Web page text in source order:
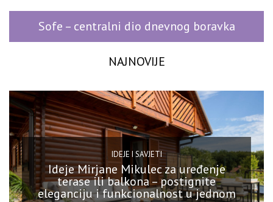
Sofe – centralni dio dnevnog boravka
NAJNOVIJE
IDEJE I SAVJETI
Ideje Mirjane Mikulec za uređenje
terase ili balkona – postignite
eleganciju i funkcionalnost u jednom